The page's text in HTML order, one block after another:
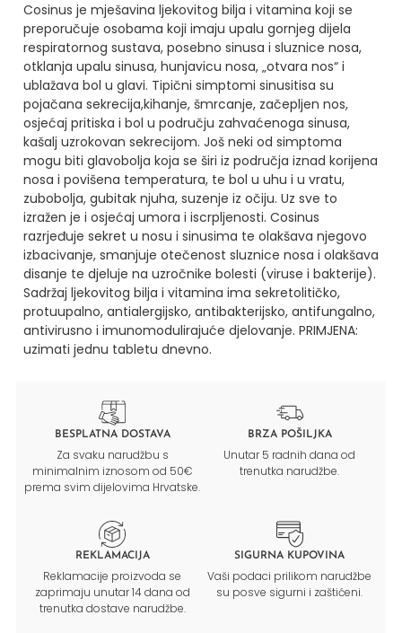
Cosinus je mješavina ljekovitog bilja i vitamina koji se
preporučuje osobama koji imaju upalu gornjeg dijela
respiratornog sustava, posebno sinusa i sluznice nosa,
otklanja upalu sinusa, hunjavicu nosa, „otvara nos“ i
ublažava bol u glavi. Tipični simptomi sinusitisa su
pojačana sekrecija,kihanje, šmrcanje, začepljen nos,
osjećaj pritiska i bol u području zahvaćenoga sinusa,
kašalj uzrokovan sekrecijom. Još neki od simptoma
mogu biti glavobolja koja se širi iz područja iznad korijena
nosa i povišena temperatura, te bol u uhu i u vratu,
zubobolja, gubitak njuha, suzenje iz očiju. Uz sve to
izražen je i osjećaj umora i iscrpljenosti. Cosinus
razrjeđuje sekret u nosu i sinusima te olakšava njegovo
izbacivanje, smanjuje otečenost sluznice nosa i olakšava
disanje te djeluje na uzročnike bolesti (viruse i bakterije).
Sadržaj ljekovitog bilja i vitamina ima sekretolitičko,
protuupalno, antialergijsko, antibakterijsko, antifungalno,
antivirusno i imunomodulirajuće djelovanje. PRIMJENA:
uzimati jednu tabletu dnevno.
BESPLATNA DOSTAVA
Za svaku narudžbu s
minimalnim iznosom od 50€
prema svim dijelovima Hrvatske.
BRZA POŠILJKA
Unutar 5 radnih dana od
trenutka narudžbe.
REKLAMACIJA
Reklamacije proizvoda se
zaprimaju unutar 14 dana od
trenutka dostave narudžbe.
SIGURNA KUPOVINA
Vaši podaci prilikom narudžbe
su posve sigurni i zaštićeni.